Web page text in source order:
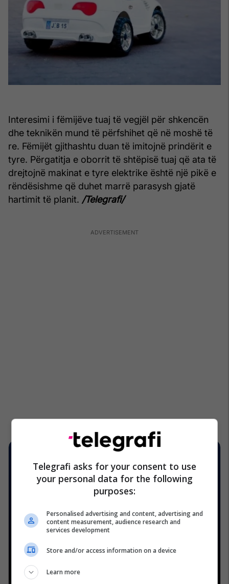
Interesimi i fëmijëve tuaj të vegjël për shkencën
dhe teknikën mund të përfshihet që në moshë të
re. Fëmijët gjithashtu duan të imitojnë prindërit e
tyre. Përgatitja e oborrit të shtëpisë tuaj që ata të
drejtojnë makinat e tyre elektrike është një pikë e
rëndësishme që duhet marrë parasysh gjatë
hartimit të planit. /Telegrafi/
Telegrafi asks for your consent to use
your personal data for the following
purposes:
Personalised advertising and content, advertising and
content measurement, audience research and
services development
Store and/or access information on a device
Learn more